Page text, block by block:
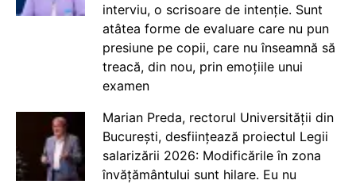
interviu, o scrisoare de intenție. Sunt
atâtea forme de evaluare care nu pun
presiune pe copii, care nu înseamnă să
treacă, din nou, prin emoțiile unui
examen
Marian Preda, rectorul Universității din
București, desființează proiectul Legii
salarizării 2026: Modificările în zona
învățământului sunt hilare. Eu nu